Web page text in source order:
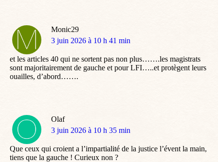
Monic29
dit
3 juin 2026 à 10 h 41 min
et les articles 40 qui ne sortent pas non plus…….les magistrats
sont majoritairement de gauche et pour LFI…..et protègent leurs
ouailles, d’abord…….
Olaf
dit
3 juin 2026 à 10 h 35 min
Que ceux qui croient a l’impartialité de la justice l’évent la main,
tiens que la gauche ! Curieux non ?